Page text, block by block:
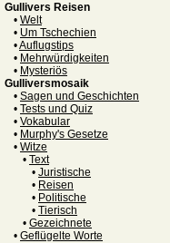
Gullivers Reisen
• Welt
• Um Tschechien
•Auflugstips
• Mehrwürdigkeiten
• Mysteriös
Gulliversmosaik
• Sagen und Geschichten
• Tests und Quiz
• Vokabular
• Murphy's Gesetze
• Witze
• Text
• Juristische
• Reisen
• Politische
• Tierisch
• Gezeichnete
• Geflügelte Worte